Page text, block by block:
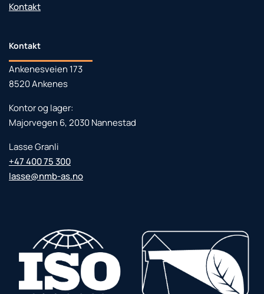
Kontakt
Kontakt
Ankenesveien 173
8520 Ankenes
Kontor og lager:
Majorvegen 6, 2030 Nannestad
Lasse Granli
+47 400 75 300
lasse@nmb-as.no